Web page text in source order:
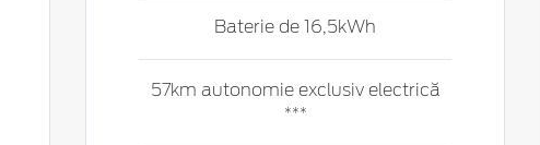
Baterie de 16,5kWh
57km autonomie exclusiv electrică
***